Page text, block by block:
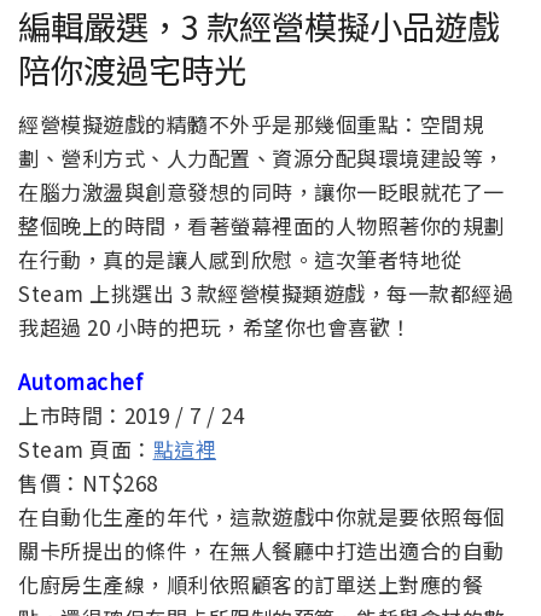
編輯嚴選，3 款經營模擬小品遊戲
陪你渡過宅時光
經營模擬遊戲的精髓不外乎是那幾個重點：空間規
劃、營利方式、人力配置、資源分配與環境建設等，
在腦力激盪與創意發想的同時，讓你一眨眼就花了一
整個晚上的時間，看著螢幕裡面的人物照著你的規劃
在行動，真的是讓人感到欣慰。這次筆者特地從
Steam 上挑選出 3 款經營模擬類遊戲，每一款都經過
我超過 20 小時的把玩，希望你也會喜歡！
Automachef
上市時間：2019 / 7 / 24
Steam 頁面： 點這裡
售價：NT$268
在自動化生產的年代，這款遊戲中你就是要依照每個
關卡所提出的條件，在無人餐廳中打造出適合的自動
化廚房生產線，順利依照顧客的訂單送上對應的餐